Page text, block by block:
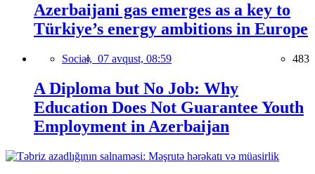
Azerbaijani gas emerges as a key to
Türkiye’s energy ambitions in Europe
Social, 07 avqust, 08:59 483
A Diploma but No Job: Why
Education Does Not Guarantee Youth
Employment in Azerbaijan